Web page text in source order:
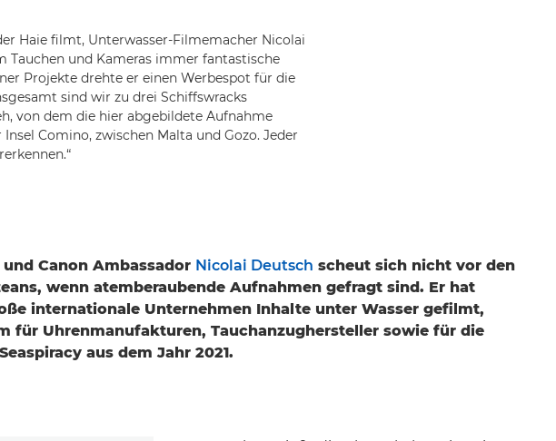
Haie filmt, Unterwasser-Filmemacher Nicolai
Tauchen und Kameras immer fantastische
Projekte drehte er einen Werbespot für die
sind wir zu drei Schiffswracks
von dem die hier abgebildete Aufnahme
Comino, zwischen Malta und Gozo. Jeder
Canon Ambassador Nicolai Deutsch scheut sich nicht vor den
wenn atemberaubende Aufnahmen gefragt sind. Er hat
internationale Unternehmen Inhalte unter Wasser gefilmt,
für Uhrenmanufakturen, Tauchanzughersteller sowie für die
aus dem Jahr 2021.